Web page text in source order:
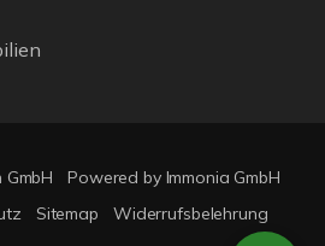
Powered by Immonia GmbH
Sitemap Widerrufsbelehrung